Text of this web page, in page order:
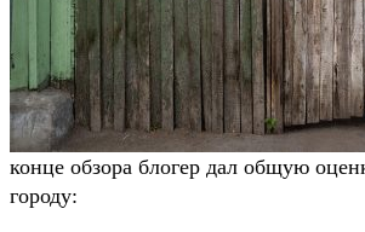
конце обзора блогер дал общую
городу: